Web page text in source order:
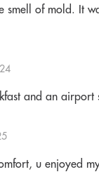
of mold. It
and an airport
u enjoyed